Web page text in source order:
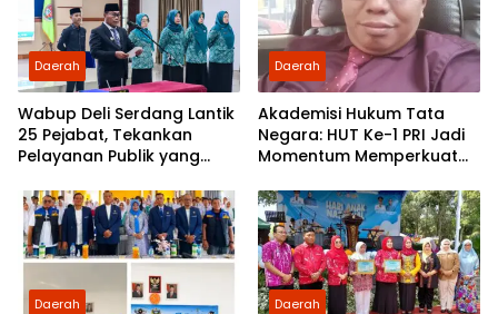
Daerah
Wabup Deli Serdang Lantik
25 Pejabat, Tekankan
Pelayanan Publik yang
Daerah
Akademisi Hukum Tata
Negara: HUT Ke-1 PRI Jadi
Momentum Memperkuat
Pengabdian kepada
Rakyat
Daerah Daerah